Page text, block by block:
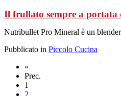
Il frullato sempre a portata
Nutribullet Pro Mineral è un
Pubblicato in Piccolo Cucina
«
Prec.
1